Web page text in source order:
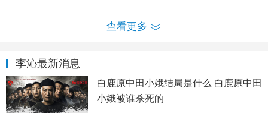
角色获得了第31届大众电影百花奖最佳新人奖提名；同年，
1921》，并在剧中再度饰演了杨开慧，该剧播出后则获得了
第26届中国电视金鹰奖最佳电视剧奖；此外，李沁还参演了
古装动作喜剧片《神奇侠侣》。
2011年，李沁主演了革命动作悬疑片《落难神偷》，她在片
查看更多
李沁最新消息
白鹿原中田小娥结局是什么 白鹿原中田
小娥被谁杀死的